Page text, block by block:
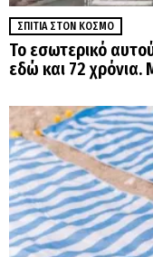
ΣΠΊΤΙΑ ΣΤΟΝ ΚΌΣΜΟ
Το εσωτερικό
εδώ και 72 χρόνια.